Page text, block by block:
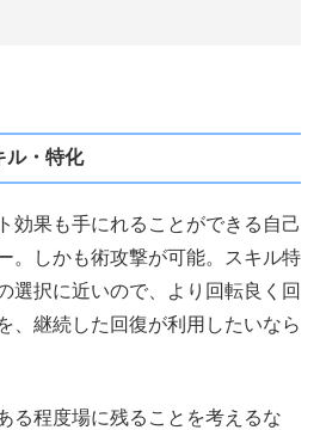
ル・特化
効果も手にれることができる自己
。しかも術攻撃が可能。スキル特
選択に近いので、より回転良く回
、継続した回復が利用したいなら
る程度場に残ることを考えるな